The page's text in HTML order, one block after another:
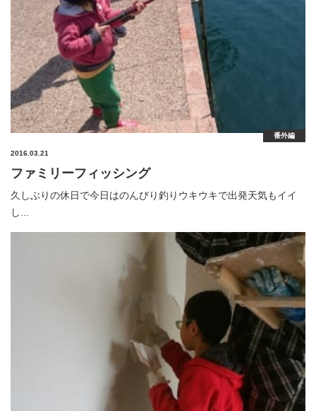
2016.03.21
番外編
ファミリーフィッシング
久しぶりの休日で今日はのんびり釣りウキウキで出発天気もイイ
し...